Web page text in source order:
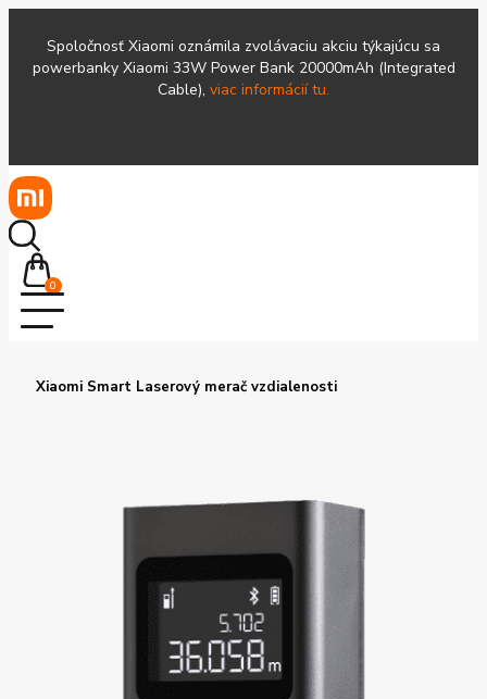
Spoločnosť Xiaomi oznámila zvolávaciu akciu týkajúcu sa
powerbanky Xiaomi 33W Power Bank 20000mAh (Integrated
Cable), viac informácií tu.
0
Xiaomi Smart Laserový merač vzdialenosti